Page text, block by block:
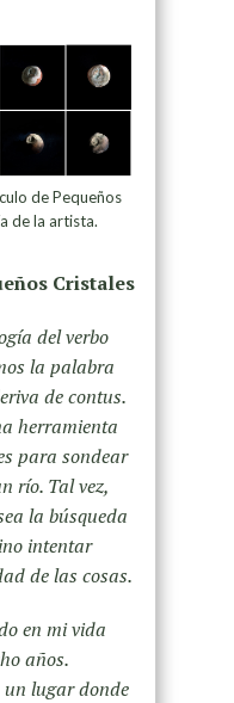
de Pequeños
de la artista.
Cristales
del verbo
la palabra
de contus.
herramienta
para sondear
río. Tal vez,
la búsqueda
intentar
de las cosas.
en mi vida
años.
un lugar donde